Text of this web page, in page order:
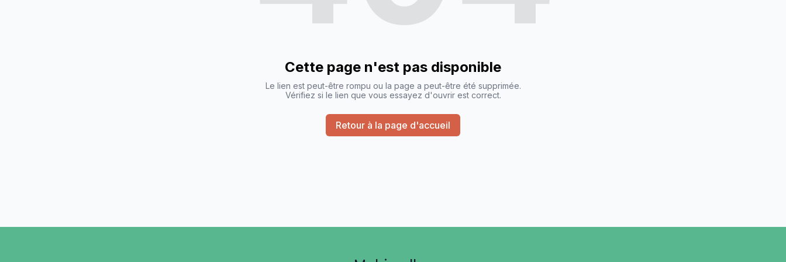
Cette page n'est pas disponible
Le lien est peut-être rompu ou la page a peut-être été supprimée.
Vérifiez si le lien que vous essayez d'ouvrir est correct.
Retour à la page d'accueil